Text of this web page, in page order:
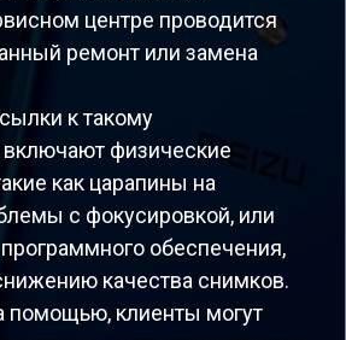
центре проводится
ремонт или замена
к такому
физические
как царапины на
с фокусировкой, или
обеспечения,
качества снимков.
помощью, клиенты могут